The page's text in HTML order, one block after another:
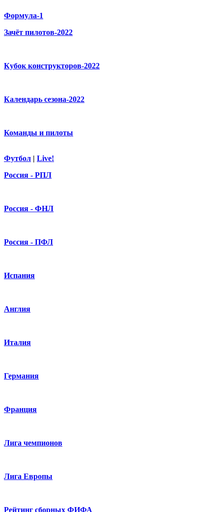
Формула-1
Зачёт пилотов-2022
Кубок конструкторов-2022
Календарь сезона-2022
Команды и пилоты
Футбол | Live!
Россия - РПЛ
Россия - ФНЛ
Россия - ПФЛ
Испания
Англия
Италия
Германия
Франция
Лига чемпионов
Лига Европы
Рейтинг сборных ФИФА